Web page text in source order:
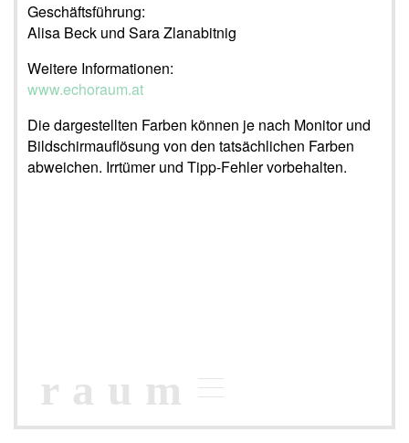
raum
Geschäftsführung:
Alisa Beck und Sara Zlanabitnig
Weitere Informationen:
www.echoraum.at
Die dargestellten Farben können je nach Monitor und
Bildschirmauflösung von den tatsächlichen Farben
abweichen. Irrtümer und Tipp-Fehler vorbehalten.